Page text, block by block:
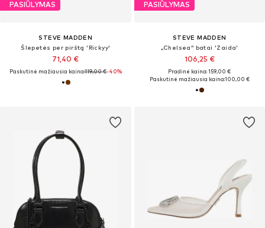
PASIŪLYMAS
STEVE MADDEN
Šlepetės per pirštą 'Rickyy'
71,40 €
Paskutinė mažiausia kaina:119,00 €-40%
PASIŪLYMAS
STEVE MADDEN
„Chelsea“ batai 'Zaida'
106,25 €
Pradinė kaina: 159,00 €
Paskutinė mažiausia kaina:100,00 €